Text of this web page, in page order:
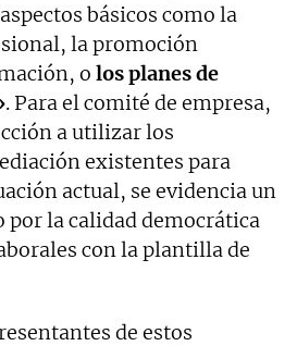
básicos como la
la promoción
o los planes de
. Para el comité de empresa,
a utilizar los
existentes para
actual, se evidencia un
por la calidad democrática
con la plantilla de
de estos